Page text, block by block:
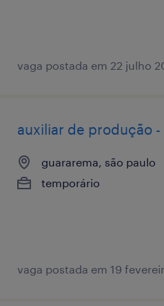
vaga postada em 22 julho
auxiliar de produção
guararema, são paulo
temporário
vaga postada em 19